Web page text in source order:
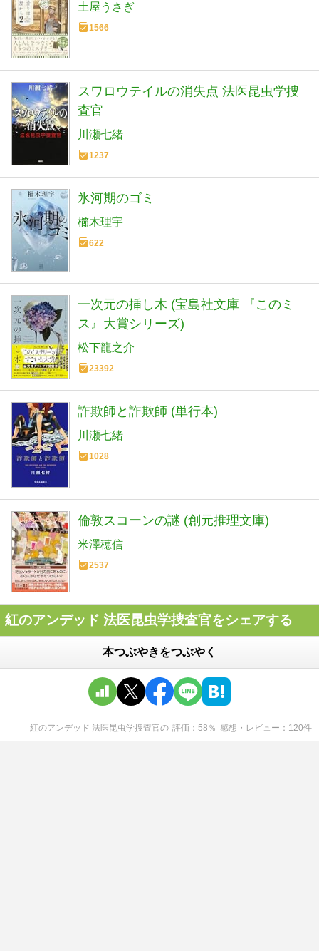
土屋うさぎ
1566
スワロウテイルの消失点 法医昆虫学捜
査官
川瀬七緒
1237
氷河期のゴミ
櫛木理宇
622
一次元の挿し木 (宝島社文庫 『このミ
ス』大賞シリーズ)
松下龍之介
23392
詐欺師と詐欺師 (単行本)
川瀬七緒
1028
倫敦スコーンの謎 (創元推理文庫)
米澤穂信
2537
紅のアンデッド 法医昆虫学捜査官をシェアする
本つぶやきをつぶやく
紅のアンデッド 法医昆虫学捜査官の 評価 58 ％ 感想・レビュー 120件